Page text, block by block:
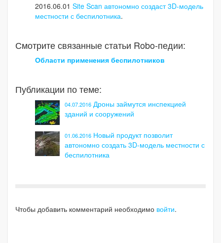
2016.06.01 Site Scan автономно создаст 3D-модель
местности с беспилотника.
Смотрите связанные статьи Robo-педии:
Области применения беспилотников
Публикации по теме:
04.07.2016 Дроны займутся инспекцией
зданий и сооружений
01.06.2016 Новый продукт позволит
автономно создать 3D-модель местности с
беспилотника
Чтобы добавить комментарий необходимо войти.